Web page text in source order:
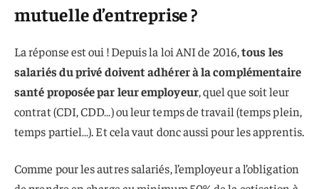
mutuelle d’entreprise ?
La réponse est oui ! Depuis la loi ANI de 2016,tous les
salariés du privé doivent adhérer à la complémentaire
santé proposée par leur employeur, quel que soit leur
contrat (CDI, CDD…) ou leur temps de travail (temps plein,
temps partiel…). Et cela vaut donc aussi pour les apprentis.
Comme pour les autres salariés, l’employeur a l’obligation